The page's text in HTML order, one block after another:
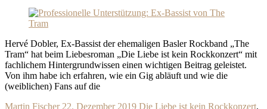
Hervé Dobler, Ex-Bassist der ehemaligen Basler Rockband „The
Tram“ hat beim Liebesroman „Die Liebe ist kein Rockkonzert“ mit
fachlichem Hintergrundwissen einen wichtigen Beitrag geleistet.
Von ihm habe ich erfahren, wie ein Gig abläuft und wie die
(weiblichen) Fans auf die
Martin Fischer 22. Dezember 2019 Die Liebe ist kein Rockkonzert,